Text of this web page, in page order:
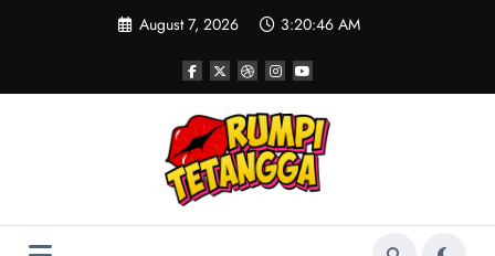
August 7, 2026 3:20:47 AM